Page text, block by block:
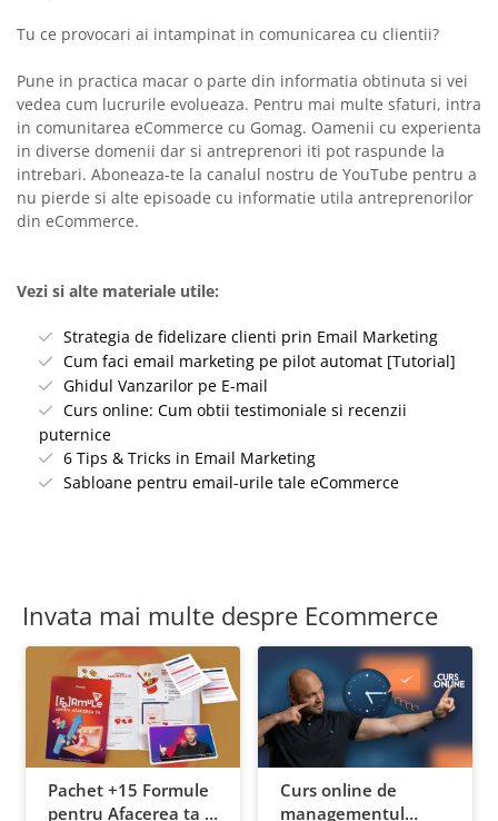
Tu ce provocari ai intampinat in comunicarea cu clientii?
Pune in practica macar o parte din informatia obtinuta si vei
vedea cum lucrurile evolueaza. Pentru mai multe sfaturi, intra
in comunitarea eCommerce cu Gomag. Oamenii cu experienta
in diverse domenii dar si antreprenori iti pot raspunde la
intrebari. Aboneaza-te la canalul nostru de YouTube pentru a
nu pierde si alte episoade cu informatie utila antreprenorilor
din eCommerce.
Vezi si alte materiale utile:
Strategia de fidelizare clienti prin Email Marketing
Cum faci email marketing pe pilot automat [Tutorial]
Ghidul Vanzarilor pe E-mail
Curs online: Cum obtii testimoniale si recenzii
puternice
6 Tips & Tricks in Email Marketing
Sabloane pentru email-urile tale eCommerce
Invata mai multe despre Ecommerce
Pachet +15 Formule
pentru Afacerea ta +
Curs online de
managementul